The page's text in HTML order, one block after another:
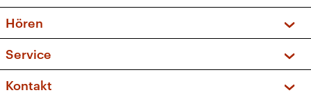
Sendungen und Podcasts
Musikliste
Kakadu – Das Kinderprogramm
Hören
Frequenzen (UKW + DAB+)
Service
FAQ
Kontakt